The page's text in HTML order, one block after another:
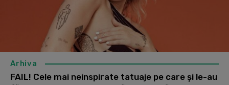
Arhiva
FAIL! Cele mai neinspirate tatuaje pe care și le-au